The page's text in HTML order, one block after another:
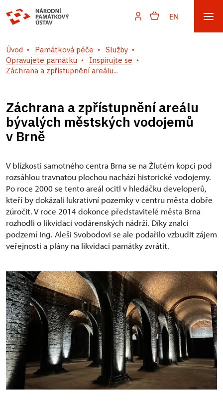
EN
Úvod Památková péče
Služby
Opravujete památku
Inspirujte se
Záchrana a zpřístupnění areálu...
Záchrana a zpřístupnění areálu
bývalých městských vodojemů
v Brně
V blízkosti samotného centra Brna se na Žlutém kopci pod
rozsáhlou travnatou plochou nachází historické vodojemy.
Po roce 2000 se tento areál ocitl v hledáčku developerů,
kteří by dokázali lukrativní pozemky v centru města dobře
zúročit. V roce 2014 dokonce představitelé města Brna
rozhodli o likvidaci vodárenských nádrží. Díky znalci
podzemí Ing. Aleši Svobodovi se ale podařilo vzbudit zájem
veřejnosti a plány na likvidaci památky zvrátit.